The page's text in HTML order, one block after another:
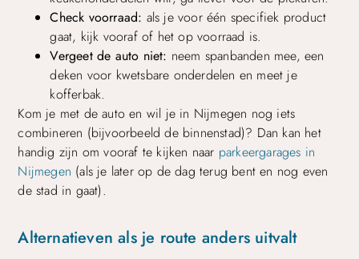
Check voorraad: als je voor één specifiek product
gaat, kijk vooraf of het op voorraad is.
Vergeet de auto niet: neem spanbanden mee, een
deken voor kwetsbare onderdelen en meet je
kofferbak.
Kom je met de auto en wil je in Nijmegen nog iets
combineren (bijvoorbeeld de binnenstad)? Dan kan het
handig zijn om vooraf te kijken naar parkeergarages in
Nijmegen (als je later op de dag terug bent en nog even
de stad in gaat).
Alternatieven als je route anders uitvalt